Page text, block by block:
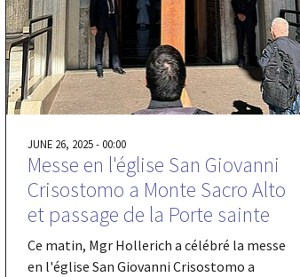
JUNE 26, 2025 - 00:00
Messe en l'église San Giovanni
Crisostomo a Monte Sacro Alto
et passage de la Porte sainte
Ce matin, Mgr Hollerich a célébré la messe
en l'église San Giovanni Crisostomo a